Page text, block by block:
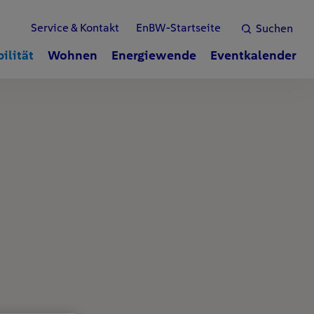
Suchen
Service & Kontakt EnBW-Startseite
Wohnen Energiewende Eventkalender